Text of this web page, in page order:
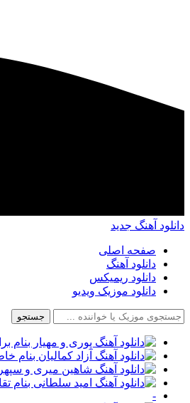
دانلود آهنگ جدید
صفحه اصلی
دانلود آهنگ
دانلود ریمیکس
دانلود موزیک ویدیو
جستجو
-